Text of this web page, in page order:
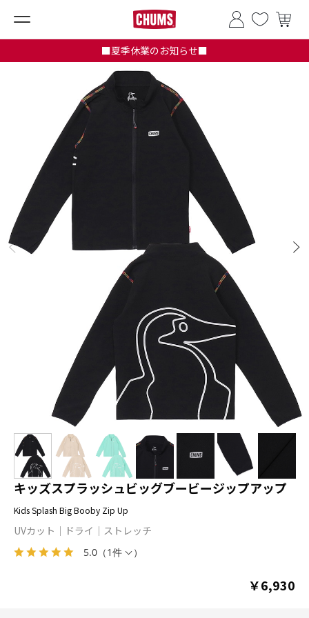
■夏季休業のお知らせ■
5.0 （1件 ）
キッズスプラッシュビッグブービージップアップ
Kids Splash Big Booby Zip Up
UVカット ドライ ストレッチ
￥6,930